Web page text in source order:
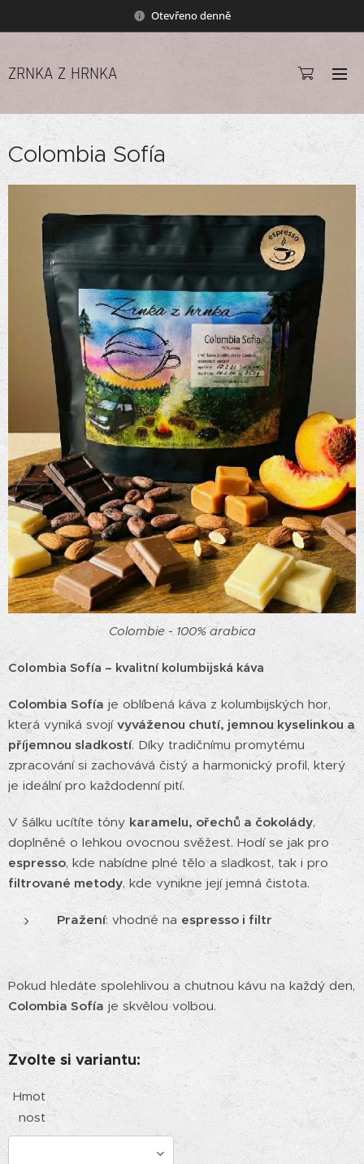
Otevřeno denně
ZRNKA Z HRNKA
Colombia Sofía
Colombie - 100% arabica
Colombia Sofía – kvalitní kolumbijská káva
Colombia Sofía je oblíbená káva z kolumbijských hor,
která vyniká svojí vyváženou chutí, jemnou kyselinkou a
příjemnou sladkostí. Díky tradičnímu promytému
zpracování si zachovává čistý a harmonický profil, který
je ideální pro každodenní pití.
V šálku ucítíte tóny karamelu, ořechů a čokolády,
doplněné o lehkou ovocnou svěžest. Hodí se jak pro
espresso, kde nabídne plné tělo a sladkost, tak i pro
filtrované metody, kde vynikne její jemná čistota.
Pražení: vhodné na espresso i filtr
Pokud hledáte spolehlivou a chutnou kávu na každý den,
Colombia Sofía je skvělou volbou.
Zvolte si variantu:
Hmot
nost